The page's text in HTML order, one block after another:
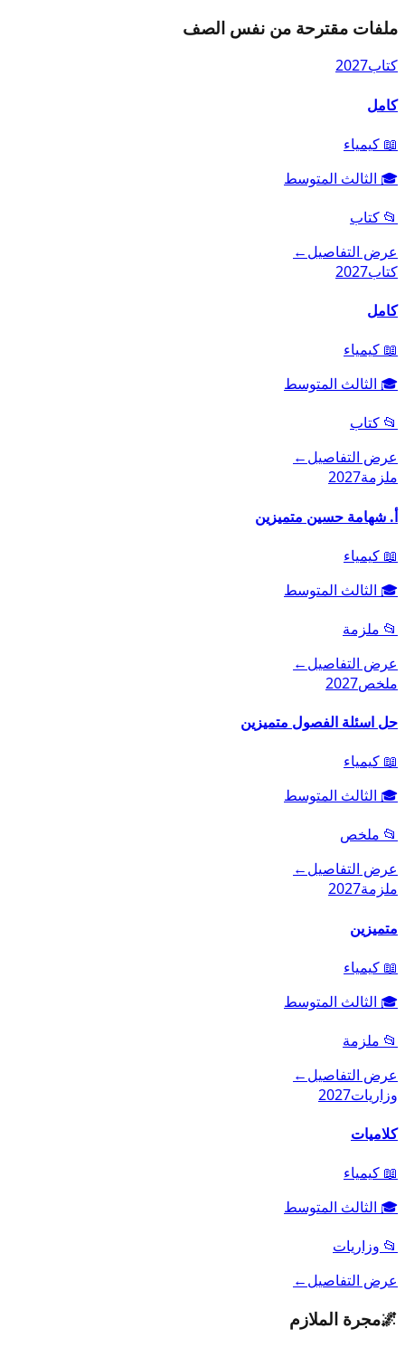
ملفات مقترحة من نفس الصف
كتاب2027
كامل
📖 كيمياء
🎓 الثالث المتوسط
📂 كتاب
عرض التفاصيل←
كتاب2027
كامل
📖 كيمياء
🎓 الثالث المتوسط
📂 كتاب
عرض التفاصيل←
ملزمة2027
أ. شهامة حسين متميزين
📖 كيمياء
🎓 الثالث المتوسط
📂 ملزمة
عرض التفاصيل←
ملخص2027
حل اسئلة الفصول متميزين
📖 كيمياء
🎓 الثالث المتوسط
📂 ملخص
عرض التفاصيل←
ملزمة2027
متميزين
📖 كيمياء
🎓 الثالث المتوسط
📂 ملزمة
عرض التفاصيل←
وزاريات2027
كلاميات
📖 كيمياء
🎓 الثالث المتوسط
📂 وزاريات
عرض التفاصيل←
🌌مجرة الملازم